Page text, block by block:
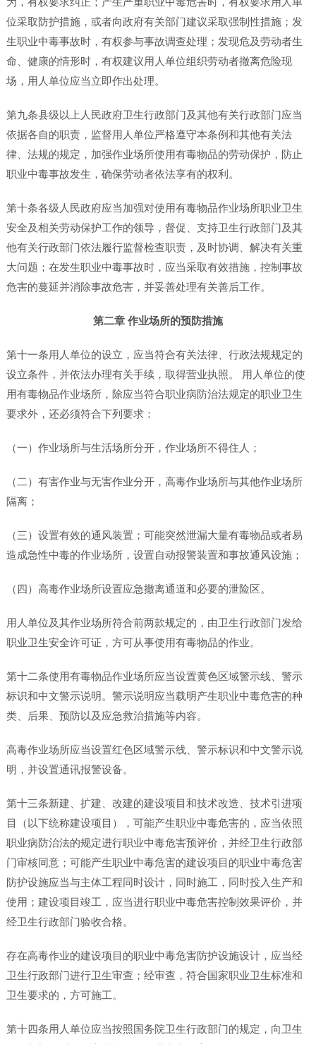
位采取防护措施，或者向政府有关部门建议采取强制性措施；发
生职业中毒事故时，有权参与事故调查处理；发现危及劳动者生
命、健康的情形时，有权建议用人单位组织劳动者撤离危险现
场，用人单位应当立即作出处理。
第九条县级以上人民政府卫生行政部门及其他有关行政部门应当
依据各自的职责，监督用人单位严格遵守本条例和其他有关法
律、法规的规定，加强作业场所使用有毒物品的劳动保护，防止
职业中毒事故发生，确保劳动者依法享有的权利。
第十条各级人民政府应当加强对使用有毒物品作业场所职业卫生
安全及相关劳动保护工作的领导，督促、支持卫生行政部门及其
他有关行政部门依法履行监督检查职责，及时协调、解决有关重
大问题；在发生职业中毒事故时，应当采取有效措施，控制事故
危害的蔓延并消除事故危害，并妥善处理有关善后工作。
第二章 作业场所的预防措施
第十一条用人单位的设立，应当符合有关法律、行政法规规定的
设立条件，并依法办理有关手续，取得营业执照。 用人单位的使
用有毒物品作业场所，除应当符合职业病防治法规定的职业卫生
要求外，还必须符合下列要求：
（一）作业场所与生活场所分开，作业场所不得住人；
（二）有害作业与无害作业分开，高毒作业场所与其他作业场所
隔离；
（三）设置有效的通风装置；可能突然泄漏大量有毒物品或者易
造成急性中毒的作业场所，设置自动报警装置和事故通风设施；
（四）高毒作业场所设置应急撤离通道和必要的泄险区。
用人单位及其作业场所符合前两款规定的，由卫生行政部门发给
职业卫生安全许可证，方可从事使用有毒物品的作业。
第十二条使用有毒物品作业场所应当设置黄色区域警示线、警示
标识和中文警示说明。警示说明应当载明产生职业中毒危害的种
类、后果、预防以及应急救治措施等内容。
高毒作业场所应当设置红色区域警示线、警示标识和中文警示说
明，并设置通讯报警设备。
第十三条新建、扩建、改建的建设项目和技术改造、技术引进项
目（以下统称建设项目），可能产生职业中毒危害的，应当依照
职业病防治法的规定进行职业中毒危害预评价，并经卫生行政部
门审核同意；可能产生职业中毒危害的建设项目的职业中毒危害
防护设施应当与主体工程同时设计，同时施工，同时投入生产和
使用；建设项目竣工，应当进行职业中毒危害控制效果评价，并
经卫生行政部门验收合格。
存在高毒作业的建设项目的职业中毒危害防护设施设计，应当经
卫生行政部门进行卫生审查；经审查，符合国家职业卫生标准和
卫生要求的，方可施工。
第十四条用人单位应当按照国务院卫生行政部门的规定，向卫生